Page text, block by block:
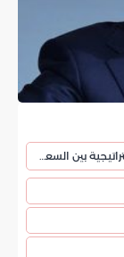
آفاق استقرار أسواق الطاقة العالمية: الشراكة الاستراتيجية بين السعودية وروسيا